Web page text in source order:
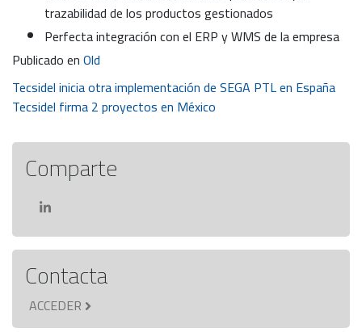
trazabilidad de los productos gestionados
Perfecta integración con el ERP y WMS de la empresa
Publicado enOld
Navegación
de
entradas
Tecsidel inicia otra implementación de SEGA PTL en España
Tecsidel firma 2 proyectos en México
Comparte
Contacta
ACCEDER